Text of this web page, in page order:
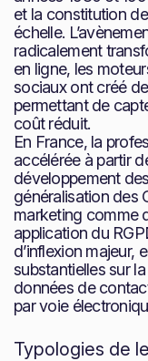
et la constitution
échelle.
radicalement
en ligne, les
sociaux ont créé
permettant de
coût réduit.
En France, la
accélérée à partir
développement
généralisation des
marketing comme
application du
d’inflexion majeur,
substantielles sur
données de
par voie
Typologies de